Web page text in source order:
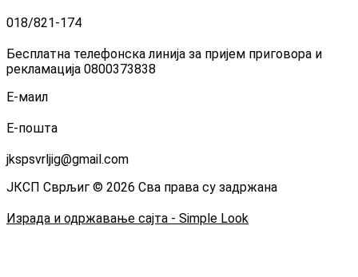
018/821-174
Бесплатна телефонска линија за пријем приговора и
рекламација 0800373838
Е-маил
Е-пошта
jkspsvrljig@gmail.com
ЈКСП Сврљиг © 2026 Сва права су задржана
Израда и одржавање сајта - Simple Look